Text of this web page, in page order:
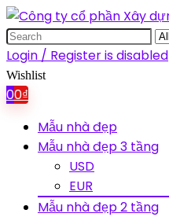
Search
for:
Login / Register is disabled
Wishlist
00₫
Mẫu nhà đẹp
Mẫu nhà đẹp 3 tầng
USD
EUR
Mẫu nhà đẹp 2 tầng